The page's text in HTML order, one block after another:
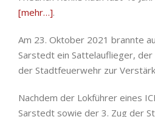
[mehr…].
Am 23. Oktober 2021 brannte
Sarstedt ein Sattelauflieger,
der Stadtfeuerwehr zur
Nachdem der Lokführer eines
Sarstedt sowie der 3. Zug der